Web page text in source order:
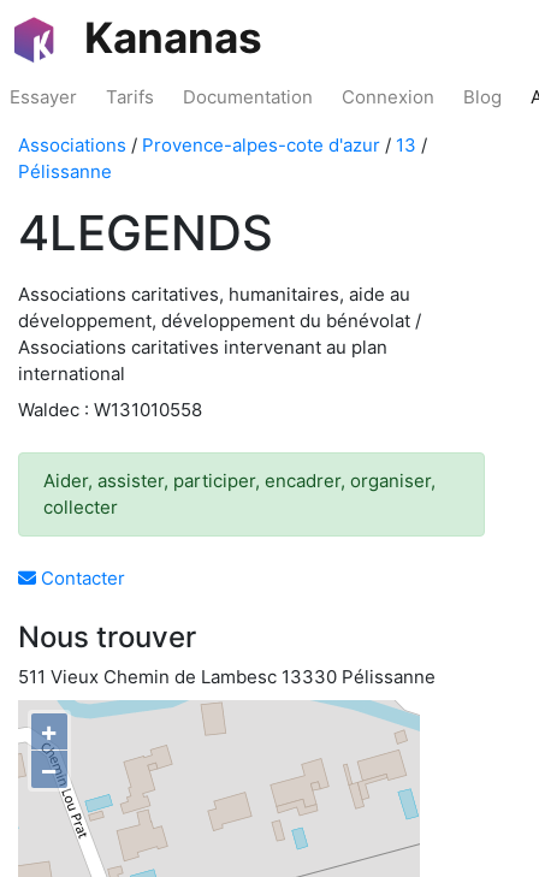
Kananas
Essayer Tarifs Documentation Connexion Blog
Associations / Provence-alpes-cote d'azur / 13 /
Pélissanne
4LEGENDS
Associations caritatives, humanitaires, aide au
développement, développement du bénévolat /
Associations caritatives intervenant au plan
international
Waldec : W131010558
Aider, assister, participer, encadrer, organiser,
collecter
Contacter
Nous trouver
511 Vieux Chemin de Lambesc 13330 Pélissanne
+
−